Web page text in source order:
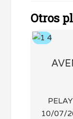
Otros
10/07/